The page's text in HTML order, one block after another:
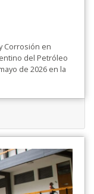
Corrosión en
del Petróleo
de 2026 en la